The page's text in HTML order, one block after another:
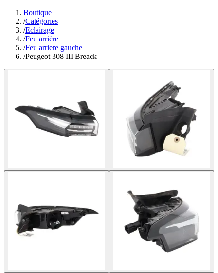
Boutique
/Catégories
/Eclairage
/Feu arrière
/Feu arriere gauche
/Peugeot 308 III Breack